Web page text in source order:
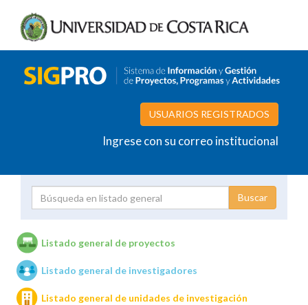
USUARIOS REGISTRADOS
Ingrese con su correo institucional
Unidades de investigación
Listado general de proyectos
Listado general de investigadores
Listado general de unidades de investigación